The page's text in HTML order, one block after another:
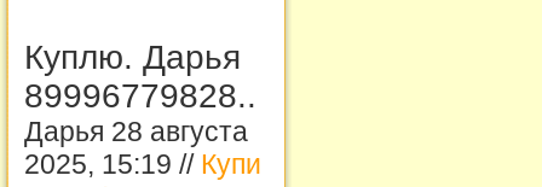
Куплю. Дарья
89996779828..
Дарья 28 августа
2025, 15:19 // Купи